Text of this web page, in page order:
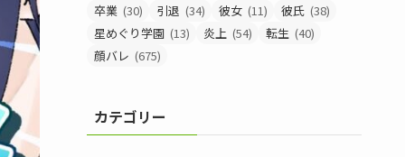
卒業 (30) 引退 (34) 彼女 (11) 彼氏 (38)
星めぐり学園 (13) 炎上 (54) 転生 (40)
顔バレ (675)
カテゴリー